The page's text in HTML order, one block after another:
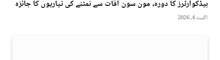
ہیڈکوارٹرز کا دورہ، مون سون آفات سے نمٹنے کی تیاریوں کا جائزہ
اگست 4, 2026